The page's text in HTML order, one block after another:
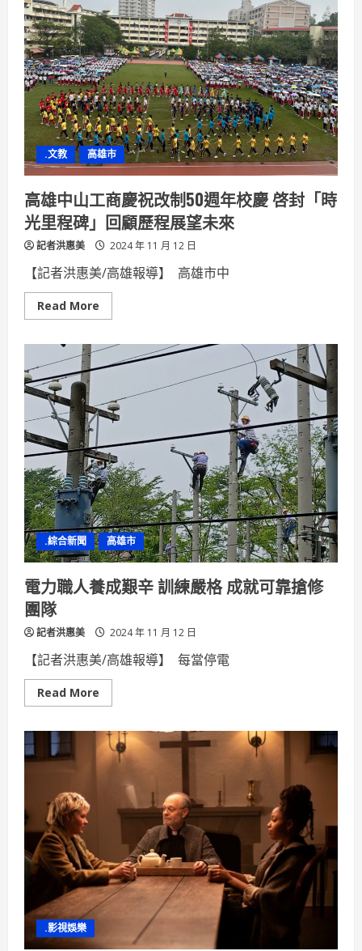
站：
NTSO
2024
歐
洲
巡
演
滿
座
佳
績
完
美
落
幕
.文教 高雄市
高雄中山工商慶祝改制50週年校慶 啓封「時
光里程碑」回顧歷程展望未來
記者洪惠美 2024 年 11 月 12 日
【記者洪惠美/高雄報導】 高雄市中
Read More
more
雄
中
山
慶
祝
制
50
週
年
校
慶
啓
封
「時
光
里
程
碑」
回
顧
展
未
來
.綜合新聞 高雄市
電力職人養成艱辛 訓練嚴格 成就可靠搶修
團隊
記者洪惠美 2024 年 11 月 12 日
【記者洪惠美/高雄報導】 每當停電
Read More
more
力
職
人
養
成
就
可
靠
搶
修
.影視娛樂